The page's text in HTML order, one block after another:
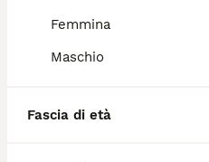
Femmina
Maschio
Fascia di età
sanitari appropriati
Terrier?